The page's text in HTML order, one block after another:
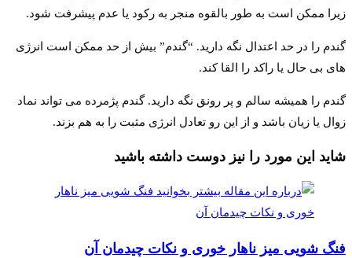
زیرا ممکن است به طور بالقوه منجر به رکود یا عدم پیشرفت شود.
گندم را در حد اعتدال نگه دارید. “گندم” بیش از حد ممکن است انرژی
های بی حال یا راکد را القا کند.
گندم را همیشه سالم و پر رونق نگه دارید. گندم پژمرده می تواند نماد
زوال یا زیان باشد و از این رو تعادل انرژی مثبت را به هم بزند.
شاید این مورد را نیز دوست داشته باشید
فنگ شویی میز ناهار خوری و نکات چیدمان آن